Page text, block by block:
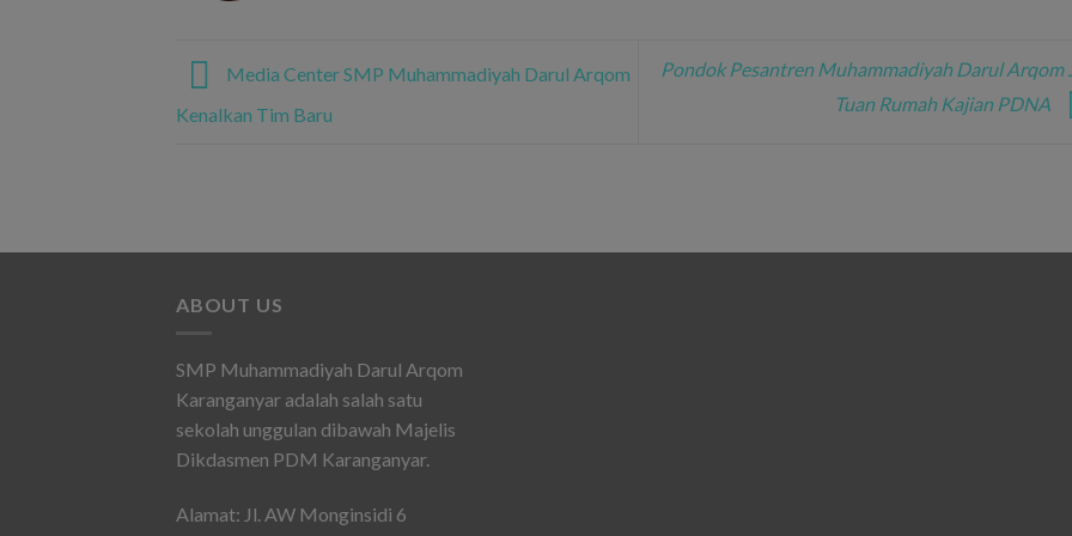
Media Center SMP Muhammadiyah Darul Arqom
Kenalkan Tim Baru
Pondok Pesantren Muhammadiyah Darul Arqom
Tuan Rumah Kajian PDNA
ABOUT US
SMP Muhammadiyah Darul Arqom
Karanganyar adalah salah satu
sekolah unggulan dibawah Majelis
Dikdasmen PDM Karanganyar.
Alamat: Jl. AW Monginsidi 6